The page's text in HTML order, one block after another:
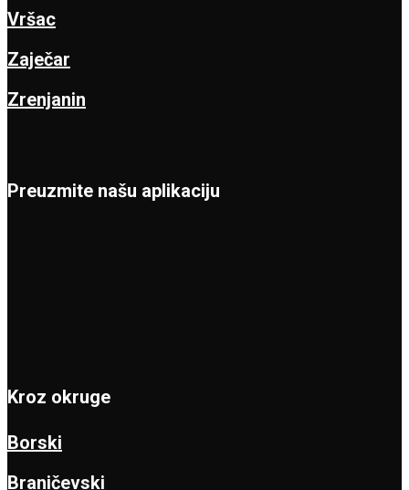
Vršac
Zaječar
Zrenjanin
Preuzmite našu aplikaciju
Kroz okruge
Borski
Braničevski